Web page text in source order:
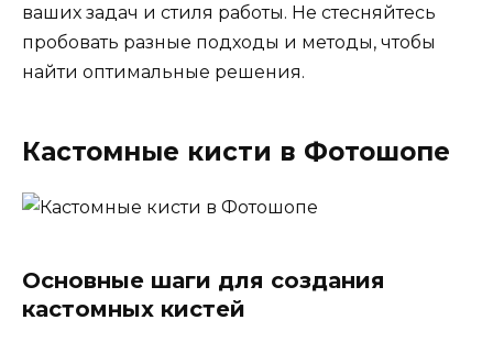
ваших задач и стиля работы. Не стесняйтесь
пробовать разные подходы и методы, чтобы
найти оптимальные решения.
Кастомные кисти в Фотошопе
Основные шаги для создания
кастомных кистей